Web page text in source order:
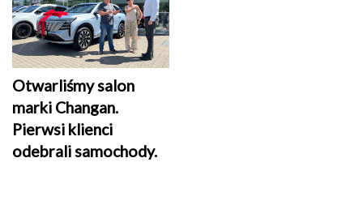
Otwarliśmy salon
marki Changan.
Pierwsi klienci
odebrali samochody.